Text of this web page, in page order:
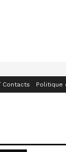
Contacts Politique